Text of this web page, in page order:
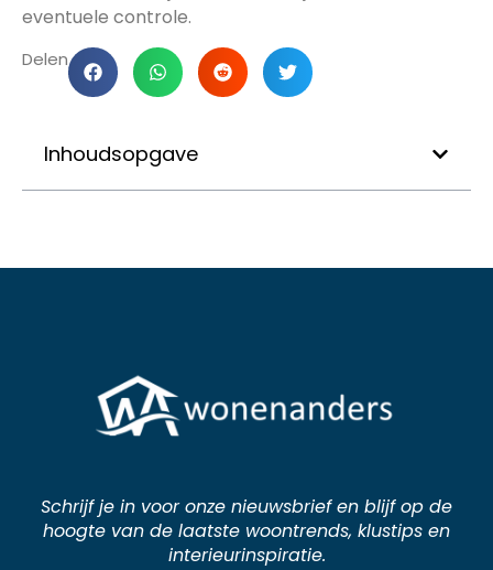
eventuele controle.
Delen
Inhoudsopgave
Schrijf je in voor onze nieuwsbrief en blijf op de
hoogte van de laatste woontrends, klustips en
interieurinspiratie.